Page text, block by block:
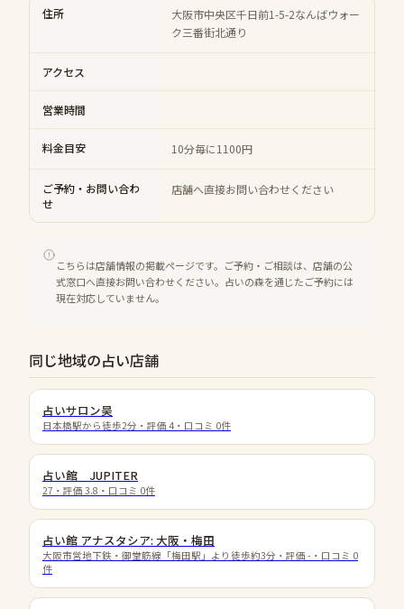
住所
大阪市中央区千日前1-5-2なんばウォー
ク三番街北通り
アクセス
営業時間
料金目安 10分毎に1100円
ご予約・お問い合わ
せ
店舗へ直接お問い合わせください
こちらは店舗情報の掲載ページです。ご予約・ご相談は、店舗の公
式窓口へ直接お問い合わせください。占いの森を通じたご予約には
現在対応していません。
同じ地域の占い店舗
占いサロン昊
日本橋駅から徒歩2分 ・評価 4 ・口コミ 0件
占い館 JUPITER
27 ・評価 3.8 ・口コミ 0件
占い館 アナスタシア: 大阪・梅田
大阪市営地下鉄・御堂筋線「梅田駅」より徒歩約3分 ・評価 - ・口コミ 0
件